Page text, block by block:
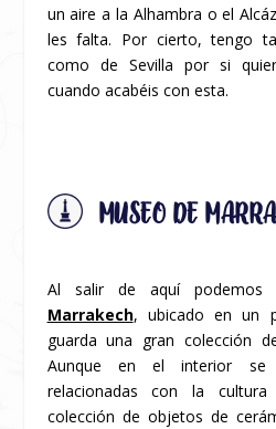
un aire a la Alhambra o el
les falta. Por cierto, tengo
como de Sevilla por si
cuando acabéis con esta.
MUSEO DE
Al salir de aquí podemos
Marrakech, ubicado en un
guarda una gran colección
Aunque en el interior se
relacionadas con la
colección de objetos de